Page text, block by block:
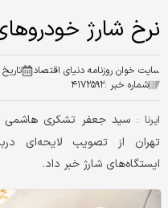
نرخ شارژ
سایت خوان روزنامه دنیای اقتصاد
شماره خبر :۴۱۷۲۵۹۲
ایرنا :
تهران از تصویب لایحه‌ای
ایستگاه‌های شارژ خبر داد.